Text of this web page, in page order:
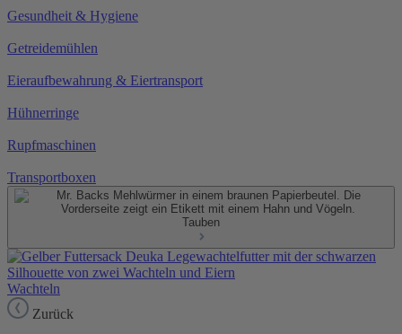
Gesundheit & Hygiene
Getreidemühlen
Eieraufbewahrung & Eiertransport
Hühnerringe
Rupfmaschinen
Transportboxen
Tauben
Wachteln
Zurück